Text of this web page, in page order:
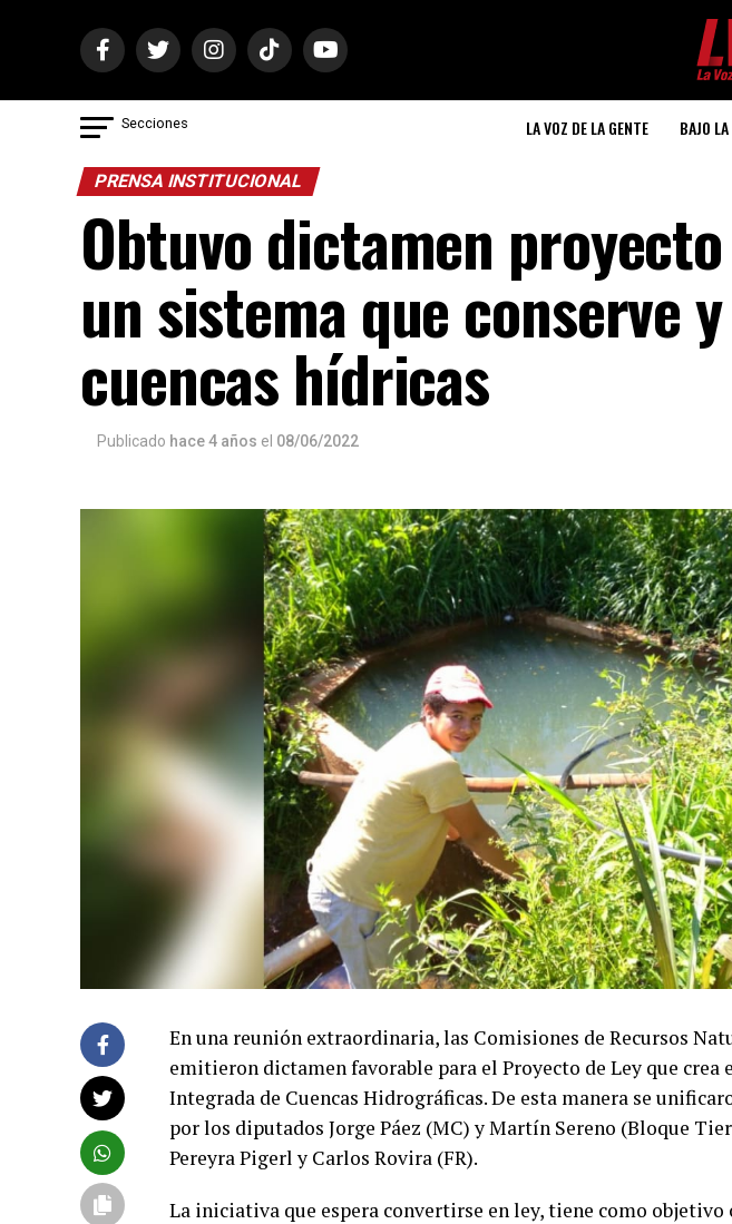
Secciones LA VOZ DE LA GENTE BAJO
PRENSA INSTITUCIONAL
Obtuvo dictamen
un sistema que conserve
cuencas hídricas
Publicado hace 4 años el 08/06/2022
En una reunión extraordinaria, las Comisiones de Recursos
emitieron dictamen favorable para el Proyecto de Ley que crea
Integrada de Cuencas Hidrográficas. De esta manera se
por los diputados Jorge Páez (MC) y Martín Sereno (Bloque
Pereyra Pigerl y Carlos Rovira (FR).
La iniciativa que espera convertirse en ley, tiene como